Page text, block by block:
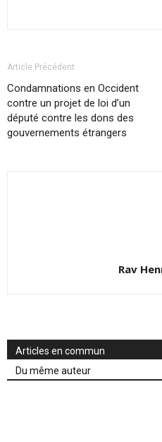
Article Précédent
Condamnations en Occident
contre un projet de loi d’un
député contre les dons des
gouvernements étrangers
Rav
Articles en commun
Du même auteur